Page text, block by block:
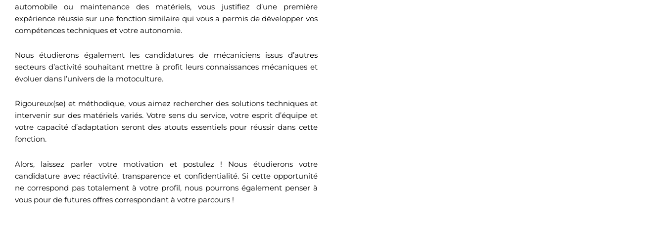
automobile ou maintenance des matériels, vous justifiez d’une première
expérience réussie sur une fonction similaire qui vous a permis de développer vos
compétences techniques et votre autonomie.
Nous étudierons également les candidatures de mécaniciens issus d’autres
secteurs d’activité souhaitant mettre à profit leurs connaissances mécaniques et
évoluer dans l’univers de la motoculture.
Rigoureux(se) et méthodique, vous aimez rechercher des solutions techniques et
intervenir sur des matériels variés. Votre sens du service, votre esprit d’équipe et
votre capacité d’adaptation seront des atouts essentiels pour réussir dans cette
fonction.
Alors, laissez parler votre motivation et postulez ! Nous étudierons votre
candidature avec réactivité, transparence et confidentialité. Si cette opportunité
ne correspond pas totalement à votre profil, nous pourrons également penser à
vous pour de futures offres correspondant à votre parcours !